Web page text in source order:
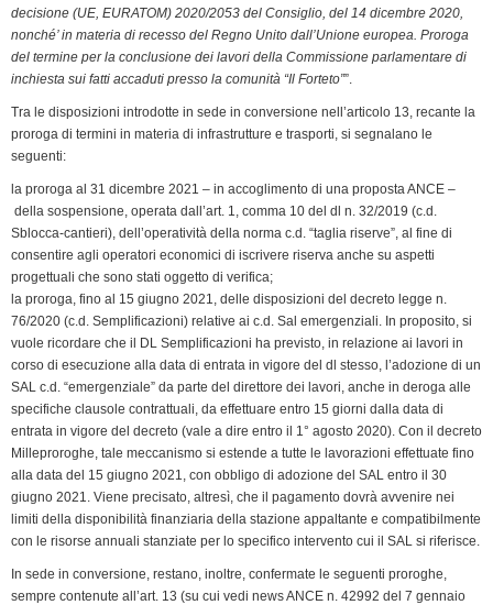
o
o
k
d
I
n
e
r
A
p
p
r
a
m
i
n
k
F
r
i
n
y
decisione (UE, EURATOM) 2020/2053 del Consiglio, del 14 dicembre 2020,
nonché’ in materia di recesso del Regno Unito dall’Unione europea. Proroga
del termine per la conclusione dei lavori della Commissione parlamentare di
inchiesta sui fatti accaduti presso la comunità “Il Forteto””.
Tra le disposizioni introdotte in sede in conversione nell’articolo 13, recante la
proroga di termini in materia di infrastrutture e trasporti, si segnalano le
seguenti:
la proroga al 31 dicembre 2021 – in accoglimento di una proposta ANCE –
della sospensione, operata dall’art. 1, comma 10 del dl n. 32/2019 (c.d.
Sblocca-cantieri), dell’operatività della norma c.d. “taglia riserve”, al fine di
consentire agli operatori economici di iscrivere riserva anche su aspetti
progettuali che sono stati oggetto di verifica;
la proroga, fino al 15 giugno 2021, delle disposizioni del decreto legge n.
76/2020 (c.d. Semplificazioni) relative ai c.d. Sal emergenziali. In proposito, si
vuole ricordare che il DL Semplificazioni ha previsto, in relazione ai lavori in
corso di esecuzione alla data di entrata in vigore del dl stesso, l’adozione di un
SAL c.d. “emergenziale” da parte del direttore dei lavori, anche in deroga alle
specifiche clausole contrattuali, da effettuare entro 15 giorni dalla data di
entrata in vigore del decreto (vale a dire entro il 1° agosto 2020). Con il decreto
Milleproroghe, tale meccanismo si estende a tutte le lavorazioni effettuate fino
alla data del 15 giugno 2021, con obbligo di adozione del SAL entro il 30
giugno 2021. Viene precisato, altresì, che il pagamento dovrà avvenire nei
limiti della disponibilità finanziaria della stazione appaltante e compatibilmente
con le risorse annuali stanziate per lo specifico intervento cui il SAL si riferisce.
In sede in conversione, restano, inoltre, confermate le seguenti proroghe,
sempre contenute all’art. 13 (su cui vedi news ANCE n. 42992 del 7 gennaio